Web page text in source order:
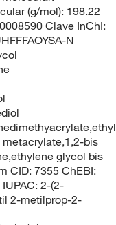
(g/mol): 198.22
Clave InChI:
N
bis
glycol bis
CID: 7355 ChEBI:
2-(2-
2-metilprop-2-